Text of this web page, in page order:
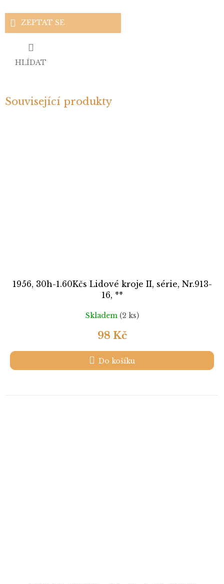
ZEPTAT SE
HLÍDAT
Související produkty
1956, 30h-1.60Kčs Lidové kroje II, série, Nr.913-
16, **
Skladem (2 ks)
98 Kč
Do košíku